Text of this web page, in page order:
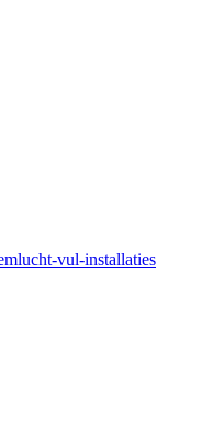
vul-installaties